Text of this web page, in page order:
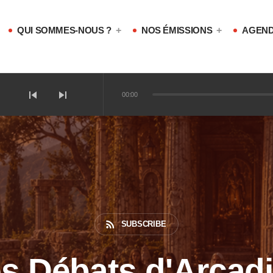
QUI SOMMES-NOUS ? NOS ÉMISSIONS
skip_previous skip_next 00:00
magiques ?
!
!
rss_feed SUBSCRIBE